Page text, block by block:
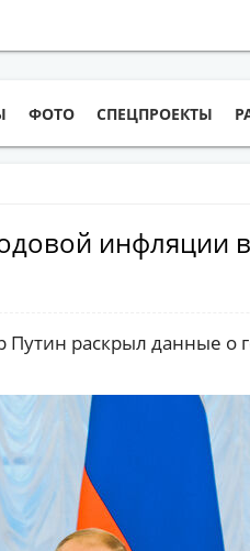
ФОТО СПЕЦПРОЕКТЫ
инфляции
раскрыл данные о